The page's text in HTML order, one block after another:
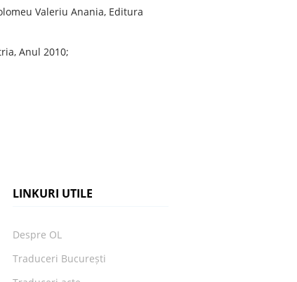
Valeriu Anania, Editura
Anul 2010;
LINKURI UTILE
Despre OL
Traduceri București